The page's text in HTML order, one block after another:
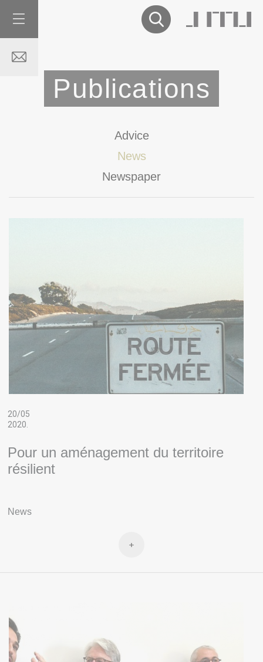
Publications
Advice
News
Newspaper
20/05
2020.
Pour un aménagement du territoire
résilient
News